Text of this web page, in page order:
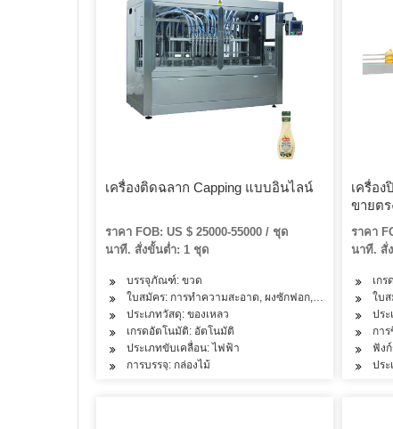
เครื่องติดฉลาก Capping แบบอินไลน์
ราคา FOB: US $ 25000-55000 / ชุด
นาที. สั่งขั้นต่ำ: 1 ชุด
บรรจุภัณฑ์: ขวด
ใบสมัคร: การทำความสะอาด, ผงซักฟอก, ชา, ปลา, เนื้อ
ประเภทวัสดุ: ของเหลว
เกรดอัตโนมัติ: อัตโนมัติ
ประเภทขับเคลื่อน: ไฟฟ้า
การบรรจุ: กล่องไม้
เครื่อ
ขายตร
ราคา
นาที. สั่
เก
ใบ
ประ
กา
ฟัง
ปร